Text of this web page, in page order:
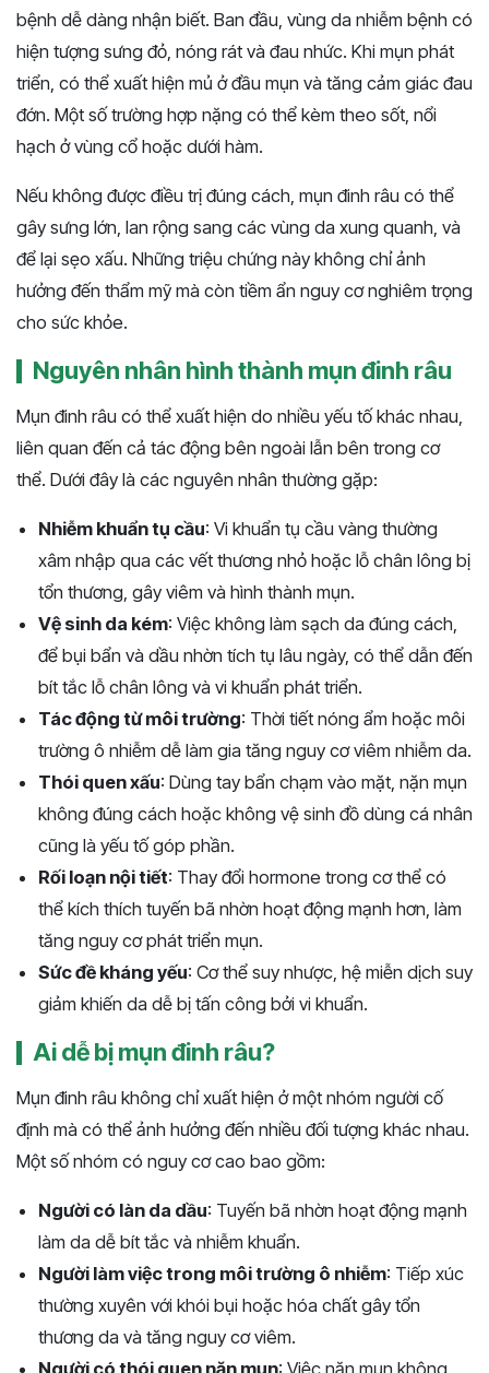
bệnh dễ dàng nhận biết. Ban đầu, vùng da nhiễm bệnh có
hiện tượng sưng đỏ, nóng rát và đau nhức. Khi mụn phát
triển, có thể xuất hiện mủ ở đầu mụn và tăng cảm giác đau
đớn. Một số trường hợp nặng có thể kèm theo sốt, nổi
hạch ở vùng cổ hoặc dưới hàm.
Nếu không được điều trị đúng cách, mụn đinh râu có thể
gây sưng lớn, lan rộng sang các vùng da xung quanh, và
để lại sẹo xấu. Những triệu chứng này không chỉ ảnh
hưởng đến thẩm mỹ mà còn tiềm ẩn nguy cơ nghiêm trọng
cho sức khỏe.
Nguyên nhân hình thành mụn đinh râu
Mụn đinh râu có thể xuất hiện do nhiều yếu tố khác nhau,
liên quan đến cả tác động bên ngoài lẫn bên trong cơ
thể. Dưới đây là các nguyên nhân thường gặp:
Nhiễm khuẩn tụ cầu: Vi khuẩn tụ cầu vàng thường
xâm nhập qua các vết thương nhỏ hoặc lỗ chân lông bị
tổn thương, gây viêm và hình thành mụn.
Vệ sinh da kém: Việc không làm sạch da đúng cách,
để bụi bẩn và dầu nhờn tích tụ lâu ngày, có thể dẫn đến
bít tắc lỗ chân lông và vi khuẩn phát triển.
Tác động từ môi trường: Thời tiết nóng ẩm hoặc môi
trường ô nhiễm dễ làm gia tăng nguy cơ viêm nhiễm da.
Thói quen xấu: Dùng tay bẩn chạm vào mặt, nặn mụn
không đúng cách hoặc không vệ sinh đồ dùng cá nhân
cũng là yếu tố góp phần.
Rối loạn nội tiết: Thay đổi hormone trong cơ thể có
thể kích thích tuyến bã nhờn hoạt động mạnh hơn, làm
tăng nguy cơ phát triển mụn.
Sức đề kháng yếu: Cơ thể suy nhược, hệ miễn dịch suy
giảm khiến da dễ bị tấn công bởi vi khuẩn.
Ai dễ bị mụn đinh râu?
Mụn đinh râu không chỉ xuất hiện ở một nhóm người cố
định mà có thể ảnh hưởng đến nhiều đối tượng khác nhau.
Một số nhóm có nguy cơ cao bao gồm:
Người có làn da dầu: Tuyến bã nhờn hoạt động mạnh
làm da dễ bít tắc và nhiễm khuẩn.
Người làm việc trong môi trường ô nhiễm: Tiếp xúc
thường xuyên với khói bụi hoặc hóa chất gây tổn
thương da và tăng nguy cơ viêm.
Người có thói quen nặn mụn: Việc nặn mụn không